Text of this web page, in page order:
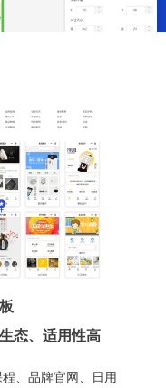
态、适用性高
、品牌官网、日用